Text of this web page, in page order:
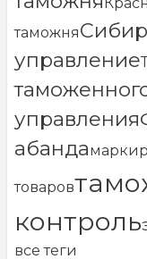
таможня
управление
управления
абанда
товаров
контроль
все теги